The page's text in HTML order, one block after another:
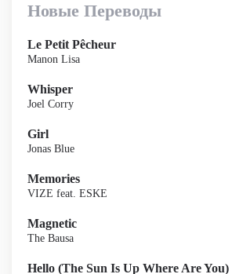
Новые Переводы
Le Petit Pêcheur
Manon Lisa
Whisper
Joel Corry
Girl
Jonas Blue
Memories
VIZE feat. ESKE
Magnetic
The Bausa
Hello (The Sun Is Up Where Are You)